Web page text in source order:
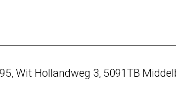
Wit Hollandweg 3, 5091TB